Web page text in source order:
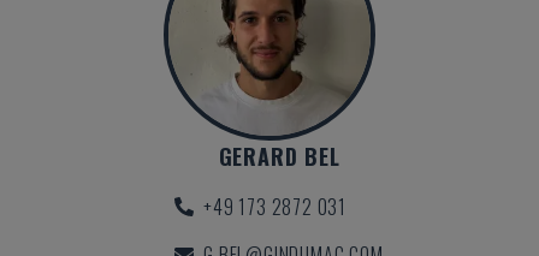
GERARD BEL
+49 173 2872 031